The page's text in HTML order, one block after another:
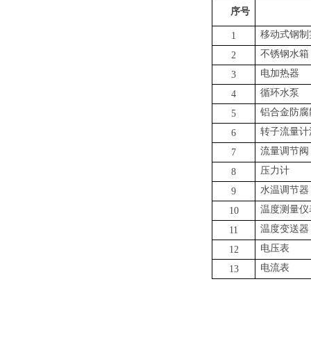
序号
1
移动式钢
2
不锈钢水箱
3
电加热器
4
循环水泵
5
铝合金防
6
转子流量计
7
流量调节阀
8
压力计
9
水温调节器
10
温度测量仪
11
温度变送器
12
电压表
13
电流表